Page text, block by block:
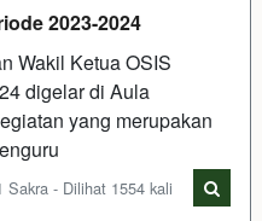
2023-2024
Wakil Ketua OSIS
digelar di Aula
yang merupakan
- Dilihat 1554 kali